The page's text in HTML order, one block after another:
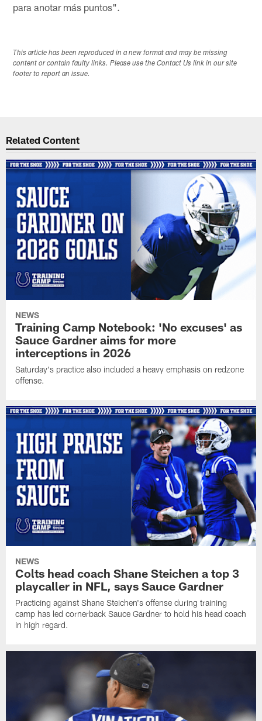
para anotar más puntos".
This article has been reproduced in a new format and may be missing
content or contain faulty links. Please use the Contact Us link in our site
footer to report an issue.
Related Content
NEWS
Training Camp Notebook: 'No excuses' as
Sauce Gardner aims for more
interceptions in 2026
Saturday's practice also included a heavy emphasis on redzone
offense.
NEWS
Colts head coach Shane Steichen a top 3
playcaller in NFL, says Sauce Gardner
Practicing against Shane Steichen's offense during training
camp has led cornerback Sauce Gardner to hold his head coach
in high regard.